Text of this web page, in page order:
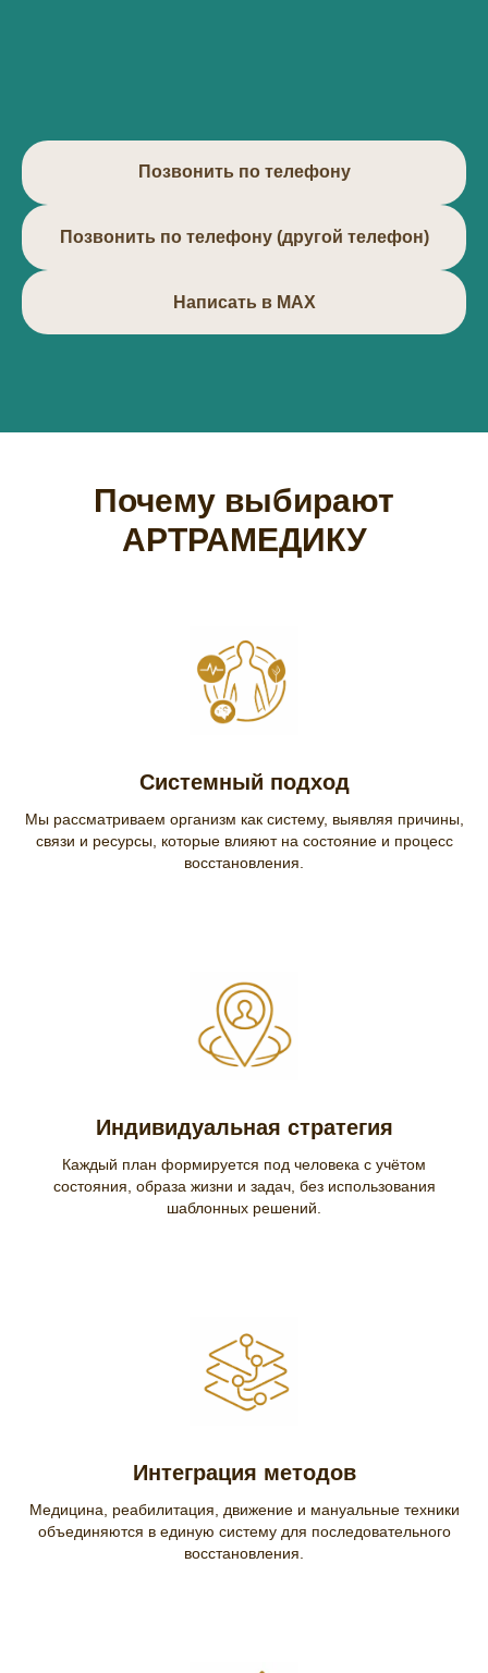
Позвонить по телефону
Позвонить по телефону (другой телефон)
Написать в МАХ
Почему выбирают
АРТРАМЕДИКУ
Системный подход
Мы рассматриваем организм как систему, выявляя причины,
связи и ресурсы, которые влияют на состояние и процесс
восстановления.
Индивидуальная стратегия
Каждый план формируется под человека с учётом
состояния, образа жизни и задач, без использования
шаблонных решений.
Интеграция методов
Медицина, реабилитация, движение и мануальные техники
объединяются в единую систему для последовательного
восстановления.